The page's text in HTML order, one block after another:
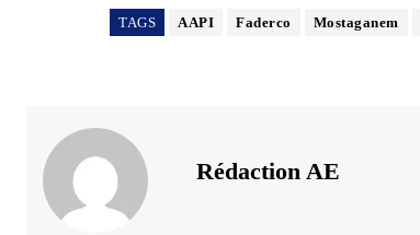
TAGS AAPI Faderco Mostaganem
Rédaction AE